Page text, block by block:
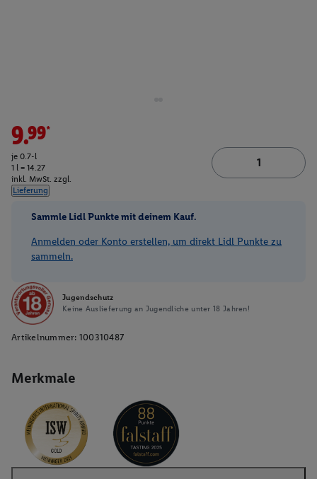
Merkmale
9.99*
je 0.7-l
1 l = 14.27
inkl. MwSt. zzgl.
Lieferung
Sammle Lidl Punkte mit deinem Kauf.
Anmelden oder Konto erstellen, um direkt Lidl Punkte zu
sammeln.
Jugendschutz
Keine Auslieferung an Jugendliche unter 18 Jahren!
Artikelnummer: 100310487